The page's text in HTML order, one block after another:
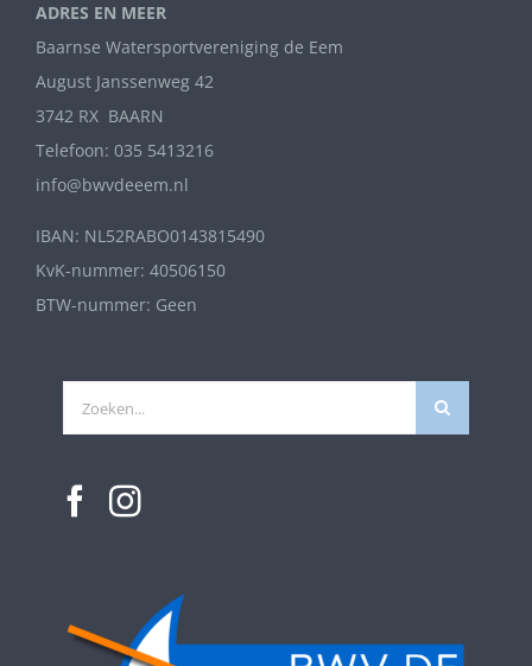
ADRES EN MEER
Baarnse Watersportvereniging de Eem
August Janssenweg 42
3742 RX BAARN
Telefoon: 035 5413216
info@bwvdeeem.nl
IBAN: NL52RABO0143815490
KvK-nummer: 40506150
BTW-nummer: Geen
Zoeken
naar: